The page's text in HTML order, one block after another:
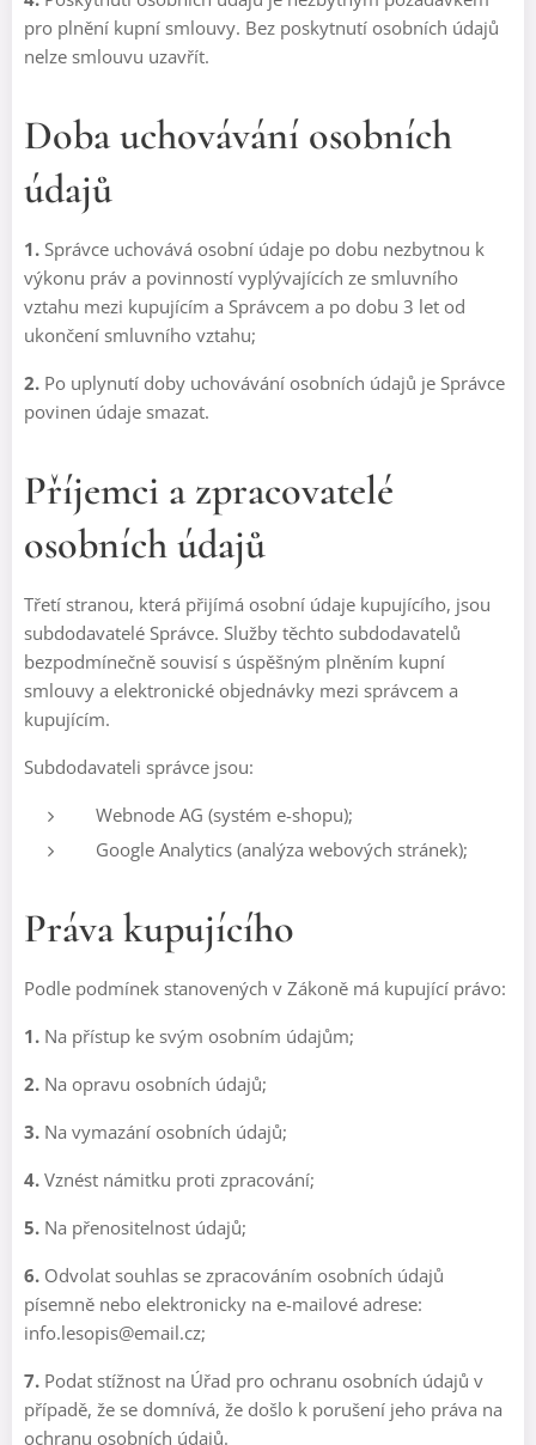
pro plnění kupní smlouvy. Bez poskytnutí osobních údajů
nelze smlouvu uzavřít.
Doba uchovávání osobních
údajů
1. Správce uchovává osobní údaje po dobu nezbytnou k
výkonu práv a povinností vyplývajících ze smluvního
vztahu mezi kupujícím a Správcem a po dobu 3 let od
ukončení smluvního vztahu;
2. Po uplynutí doby uchovávání osobních údajů je Správce
povinen údaje smazat.
Příjemci a zpracovatelé
osobních údajů
Třetí stranou, která přijímá osobní údaje kupujícího, jsou
subdodavatelé Správce. Služby těchto subdodavatelů
bezpodmínečně souvisí s úspěšným plněním kupní
smlouvy a elektronické objednávky mezi správcem a
kupujícím.
Subdodavateli správce jsou:
Webnode AG (systém e-shopu);
Google Analytics (analýza webových stránek);
Práva kupujícího
Podle podmínek stanovených v Zákoně má kupující právo:
1. Na přístup ke svým osobním údajům;
2. Na opravu osobních údajů;
3. Na vymazání osobních údajů;
4. Vznést námitku proti zpracování;
5. Na přenositelnost údajů;
6. Odvolat souhlas se zpracováním osobních údajů
písemně nebo elektronicky na e-mailové adrese:
info.lesopis@email.cz;
7. Podat stížnost na Úřad pro ochranu osobních údajů v
případě, že se domnívá, že došlo k porušení jeho práva na
ochranu osobních údajů.